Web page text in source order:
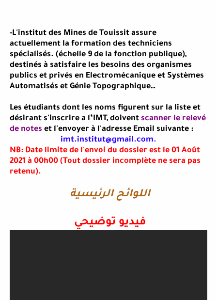
-L'institut des Mines de Touissit assure
actuellement la formation des techniciens
spécialisés. (échelle 9 de la fonction publique),
destinés à satisfaire les besoins des organismes
publics et privés en Electromécanique et Systèmes
Automatisés et Génie Topographique…
Les étudiants dont les noms figurent sur la liste et
désirant s'inscrire a l’IMT, doivent scanner le relevé
de notes et l'envoyer à l'adresse Email suivante :
imt.institut@gmail.com.
NB: Date limite de l'envoi du dossier est le 01 Août
2021 à 00h00 (Tout dossier incomplète ne sera pas
retenu).
اللوائح الرئيسية
فيديو توضيحي